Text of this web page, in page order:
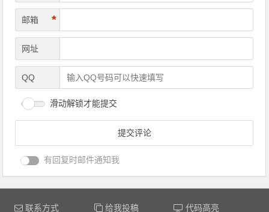
邮箱 *
网址
QQ
滑动解锁才能提交
有回复时邮件通知我
联系方式 给我投稿 代码高亮